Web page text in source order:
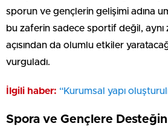
sporun ve gençlerin gelişimi adına
bu zaferin sadece sportif değil,
açısından da olumlu etkiler
vurguladı.
İlgili haber: “Kurumsal yapı
Spora ve Gençlere